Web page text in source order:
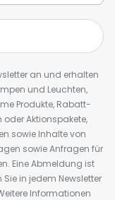
an und erhalten
und Leuchten,
Produkte, Rabatt-
Aktionspakete,
sowie Inhalte von
sowie Anfragen für
Eine Abmeldung ist
in jedem Newsletter
Informationen